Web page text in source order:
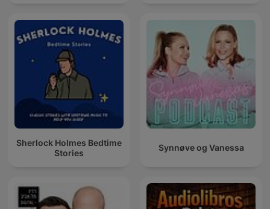
Sherlock Holmes Bedtime
Stories
Synnøve og Vanessa